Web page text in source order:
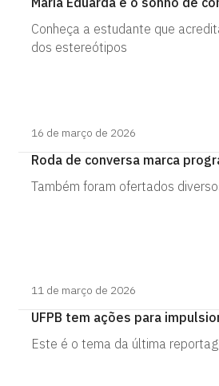
Conheça a estudante que
dos estereótipos
16 de março de 2026
Roda de conversa marca
Também foram ofertados
11 de março de 2026
UFPB tem ações para
Este é o tema da última